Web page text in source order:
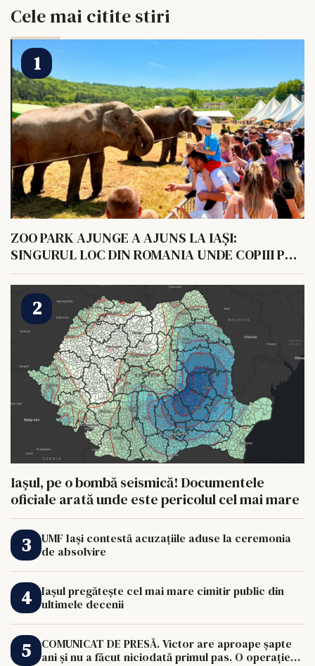
Cele mai citite stiri
ZOO PARK AJUNGE A AJUNS LA IAȘI:
SINGURUL LOC DIN ROMANIA UNDE COPIII POT
HRANI UN ELEFANT
Iașul, pe o bombă seismică! Documentele
oficiale arată unde este pericolul cel mai mare
UMF Iași contestă acuzațiile aduse la ceremonia
de absolvire
Iașul pregătește cel mai mare cimitir public din
ultimele decenii
COMUNICAT DE PRESĂ. Victor are aproape șapte
ani și nu a făcut niciodată primul pas. O operație